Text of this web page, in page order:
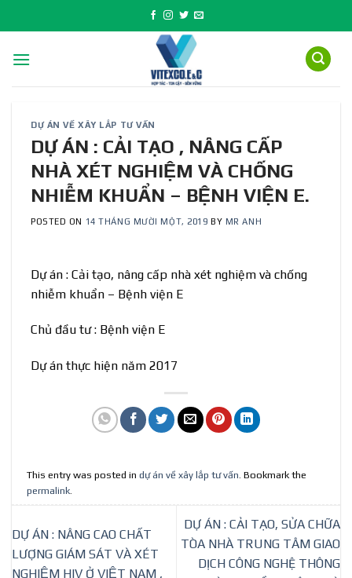
to
DỰ ÁN VỀ XÂY LẮP TƯ VẤN
DỰ ÁN : CẢI TẠO , NÂNG CẤP
NHÀ XÉT NGHIỆM VÀ CHỐNG
NHIỄM KHUẨN – BỆNH VIỆN E.
POSTED ON 14 THÁNG MƯỜI MỘT, 2019 BY MR ANH
Dự án : Cải tạo, nâng cấp nhà xét nghiệm và chống
nhiễm khuẩn – Bệnh viện E
Chủ đầu tư : Bệnh viện E
Dự án thực hiện năm 2017
This entry was posted indự án về xây lắp tư vấn . Bookmark the
permalink
DỰ ÁN : NÂNG CAO CHẤT
LƯỢNG GIÁM SÁT VÀ XÉT
NGHIỆM HIV Ở VIỆT NAM ,
DỰ ÁN : CẢI TẠO, SỬA CHỮA
TÒA NHÀ TRUNG TÂM GIAO
DỊCH CÔNG NGHỆ THÔNG